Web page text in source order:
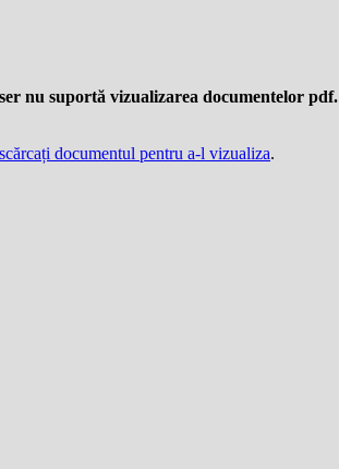
nu suportă vizualizarea documentelor pdf.
documentul pentru a-l vizualiza.